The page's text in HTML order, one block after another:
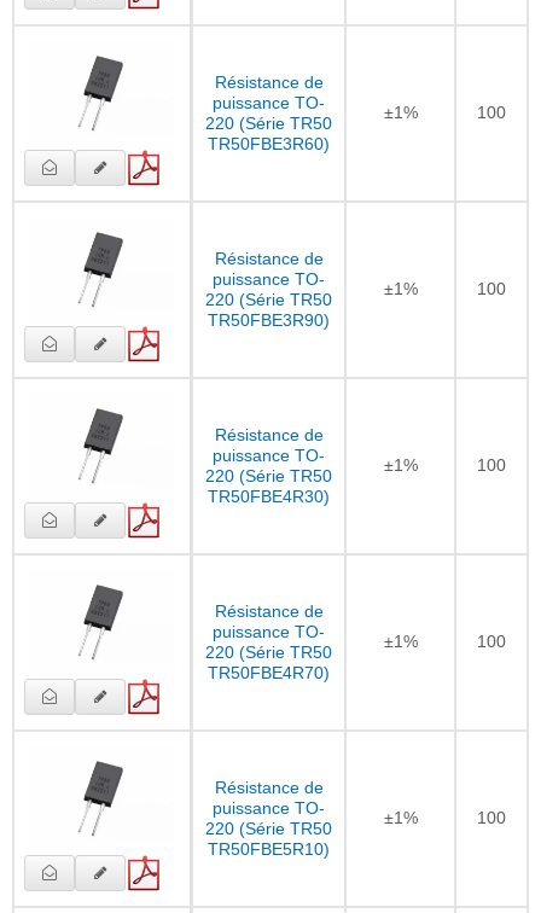
Résistance de
puissance TO-
220 (Série TR50
TR50FBE3R60)
±1% 100
Résistance de
puissance TO-
220 (Série TR50
TR50FBE3R90)
±1% 100
Résistance de
puissance TO-
220 (Série TR50
TR50FBE4R30)
±1% 100
Résistance de
puissance TO-
220 (Série TR50
TR50FBE4R70)
±1% 100
Résistance de
puissance TO-
220 (Série TR50
TR50FBE5R10)
±1% 100